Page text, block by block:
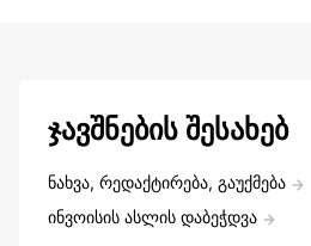
ჯავშნების შესახებ
ნახვა, რედაქტირება, გაუქმება
ინვოისის ასლის დაბეჭდვა